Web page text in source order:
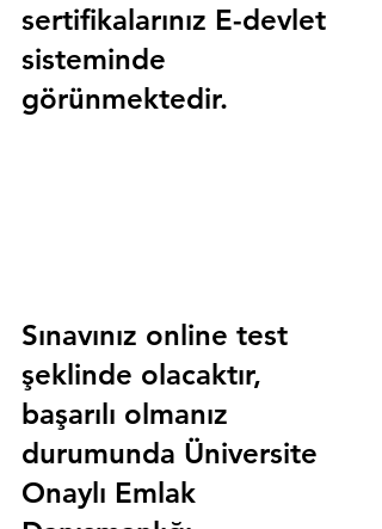
sertifikalarınız E-devlet
sisteminde
görünmektedir.
Sınavınız online test
şeklinde olacaktır,
başarılı olmanız
durumunda Üniversite
Onaylı Emlak